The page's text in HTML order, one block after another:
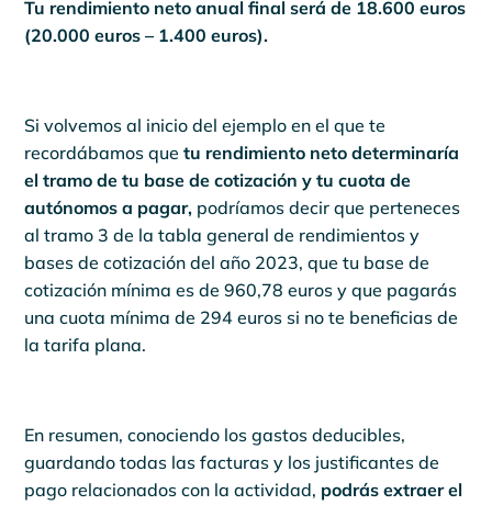
Tu rendimiento neto anual final será de 18.600 euros
(20.000 euros – 1.400 euros).
Si volvemos al inicio del ejemplo en el que te
recordábamos que tu rendimiento neto determinaría
el tramo de tu base de cotización y tu cuota de
autónomos a pagar, podríamos decir que perteneces
al tramo 3 de la tabla general de rendimientos y
bases de cotización del año 2023, que tu base de
cotización mínima es de 960,78 euros y que pagarás
una cuota mínima de 294 euros si no te beneficias de
la tarifa plana.
En resumen, conociendo los gastos deducibles,
guardando todas las facturas y los justificantes de
pago relacionados con la actividad, podrás extraer el